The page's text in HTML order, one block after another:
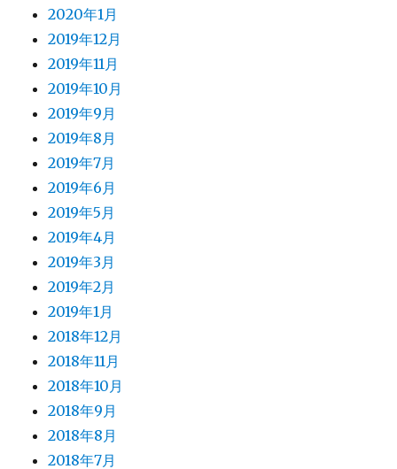
2020年1月
2019年12月
2019年11月
2019年10月
2019年9月
2019年8月
2019年7月
2019年6月
2019年5月
2019年4月
2019年3月
2019年2月
2019年1月
2018年12月
2018年11月
2018年10月
2018年9月
2018年8月
2018年7月